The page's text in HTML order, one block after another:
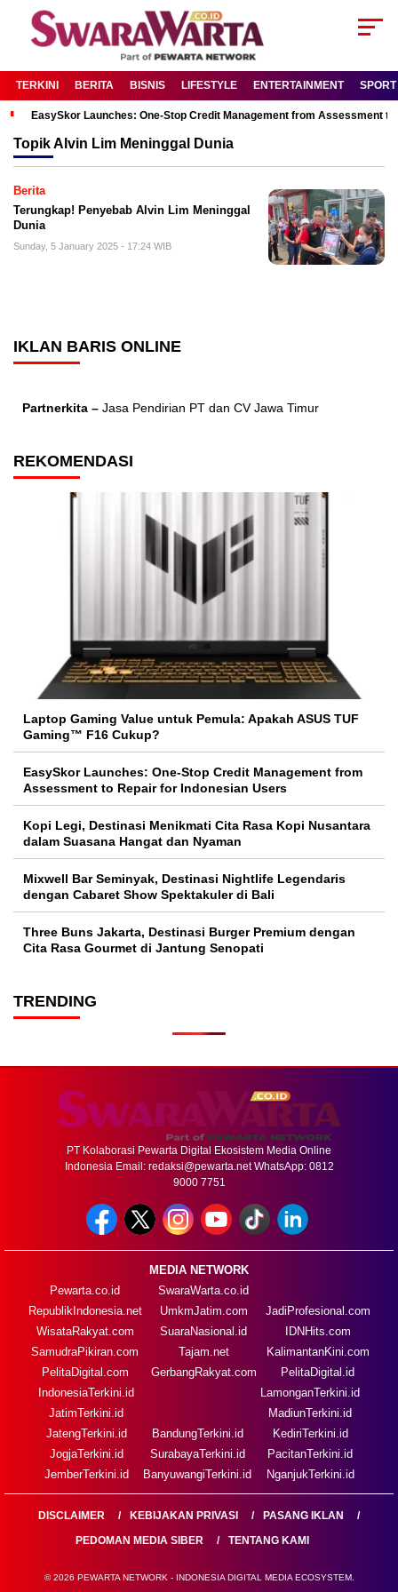
TERKINI BERITA BISNIS LIFESTYLE ENTERTAINMENT SPORT
EasySkor Launches: One-Stop Credit Management from Assessment
TopikAlvin Lim Meninggal Dunia
Berita
Terungkap! Penyebab Alvin Lim Meninggal
Dunia
Sunday, 5 January 2025 - 17:24 WIB
IKLAN BARIS ONLINE
Partnerkita – Jasa Pendirian PT dan CV Jawa Timur
REKOMENDASI
Laptop Gaming Value untuk Pemula: Apakah ASUS TUF
Gaming™ F16 Cukup?
EasySkor Launches: One-Stop Credit Management from
Assessment to Repair for Indonesian Users
Kopi Legi, Destinasi Menikmati Cita Rasa Kopi Nusantara
dalam Suasana Hangat dan Nyaman
Mixwell Bar Seminyak, Destinasi Nightlife Legendaris
dengan Cabaret Show Spektakuler di Bali
Three Buns Jakarta, Destinasi Burger Premium dengan
Cita Rasa Gourmet di Jantung Senopati
TRENDING
PT Kolaborasi Pewarta Digital Ekosistem Media Online
Indonesia Email: redaksi@pewarta.netWhatsApp: 0812
9000 7751
MEDIA NETWORK
Pewarta.co.id
RepublikIndonesia.net
WisataRakyat.com
SamudraPikiran.com
PelitaDigital.com
SwaraWarta.co.id
UmkmJatim.com
SuaraNasional.id
Tajam.net
GerbangRakyat.com
JadiProfesional.com
IDNHits.com
KalimantanKini.com
PelitaDigital.id
IndonesiaTerkini.id
JatimTerkini.id
JatengTerkini.id
JogjaTerkini.id
JemberTerkini.id
BandungTerkini.id
SurabayaTerkini.id
BanyuwangiTerkini.id
LamonganTerkini.id
MadiunTerkini.id
KediriTerkini.id
PacitanTerkini.id
NganjukTerkini.id
DISCLAIMER KEBIJAKAN PRIVASI
PASANG IKLAN
PEDOMAN MEDIA SIBER
TENTANG KAMI
© 2026 PEWARTA NETWORK - INDONESIA DIGITAL MEDIA ECOSYSTEM.